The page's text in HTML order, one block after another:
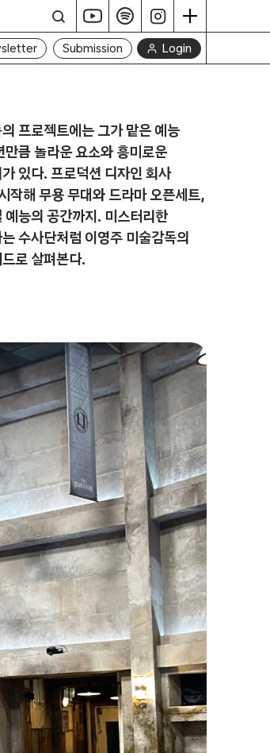
Submission Login
프로젝트에는 그가 맡은 예능
만큼 놀라운 요소와 흥미로운
있다. 프로덕션 디자인 회사
작해 무용 무대와 드라마 오픈세트,
예능의 공간까지. 미스터리한
수사단처럼 이영주 미술감독의
로 살펴본다.